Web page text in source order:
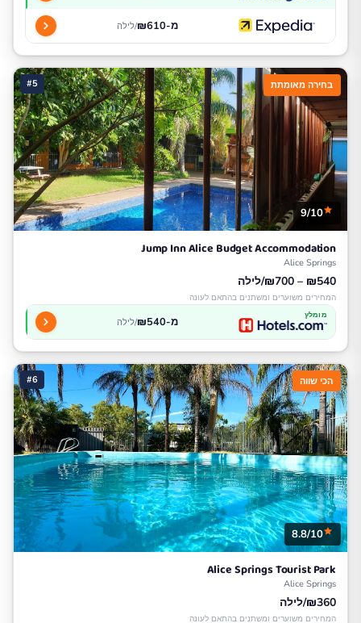
מ-₪610 /לילה
#5 בחירה מאומתת
9/10
Jump Inn Alice Budget Accommodation
Alice Springs
₪540 – ₪700/לילה
המחירים משוערים ומשתנים בהתאם לעונה
מומלץ מ-₪540 /לילה
#6 הכי שווה
8.8/10
Alice Springs Tourist Park
Alice Springs
₪360/לילה
המחירים משוערים ומשתנים בהתאם לעונה